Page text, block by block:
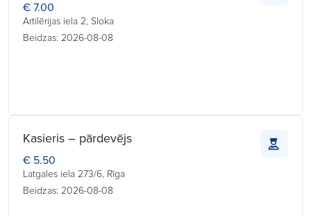
€ 7.00
Artilērijas iela 2, Sloka
Beidzas: 2026-08-08
Kasieris – pārdevējs
€ 5.50
Latgales iela 273/6, Rīga
Beidzas: 2026-08-08